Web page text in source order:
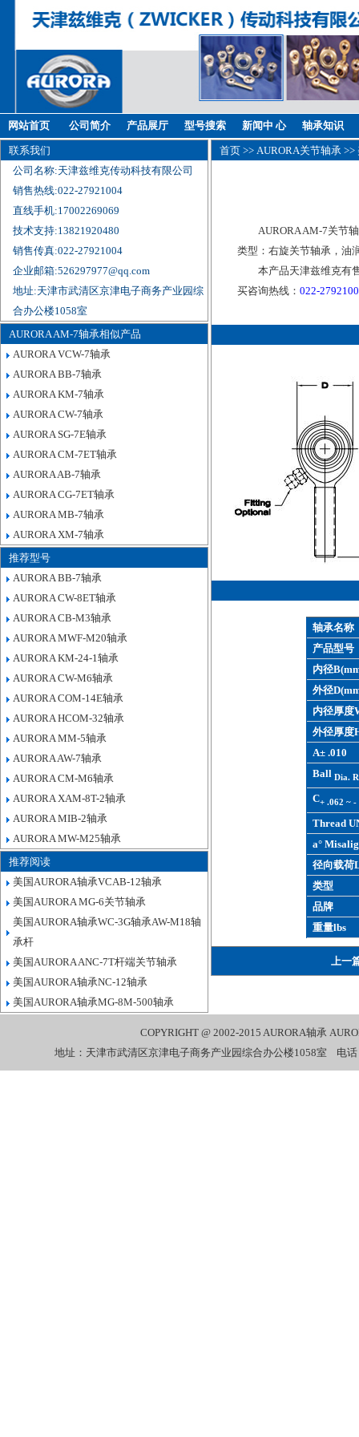
网站首页 公司简介 产品展厅 型号搜索 新闻中 心 轴承知识
联系我们
公司名称:天津兹维克传动科技有限公司
销售热线:022-27921004
直线手机:17002269069
技术支持:13821920480
销售传真:022-27921004
企业邮箱:526297977@qq.com
地址:天津市武清区京津电子商务产业园综
合办公楼1058室
AURORA AM-7轴承相似产品
AURORA VCW-7轴承
AURORA BB-7轴承
AURORA KM-7轴承
AURORA CW-7轴承
AURORA SG-7E轴承
AURORA CM-7ET轴承
AURORA AB-7轴承
AURORA CG-7ET轴承
AURORA MB-7轴承
AURORA XM-7轴承
推荐型号
AURORA BB-7轴承
AURORA CW-8ET轴承
AURORA CB-M3轴承
AURORA MWF-M20轴承
AURORA KM-24-1轴承
AURORA CW-M6轴承
AURORA COM-14E轴承
AURORA HCOM-32轴承
AURORA MM-5轴承
AURORA AW-7轴承
AURORA CM-M6轴承
AURORA XAM-8T-2轴承
AURORA MIB-2轴承
AURORA MW-M25轴承
推荐阅读
美国AURORA轴承VCAB-12轴承
美国AURORA MG-6关节轴承
美国AURORA轴承WC-3G轴承AW-M18轴
承杆
美国AURORA ANC-7T杆端关节轴承
美国AURORA轴承NC-12轴承
美国AURORA轴承MG-8M-500轴承
首页 >> AURORA关节轴承 >>
AURORA AM-7关节
类型：右旋关节轴承，油
本产品天津兹维克有
买咨询热线：022-
轴承名称
产品型号
内径
外径
内径厚度
外径厚度
A± .010
BallDia.
C+ .062 ~ -
Thread
a°
径向载荷
类型
品牌
重量lbs
上一
COPYRIGHT @ 2002-2015AURORA轴承
地址：天津市武清区京津电子商务产业园综合办公楼1058室 电